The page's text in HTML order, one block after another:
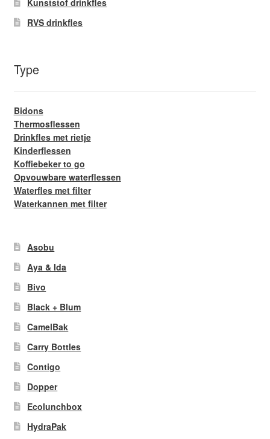
Kunststof drinkfles
RVS drinkfles
Type
Bidons
Thermosflessen
Drinkfles met rietje
Kinderflessen
Koffiebeker to go
Opvouwbare waterflessen
Waterfles met filter
Waterkannen met filter
Asobu
Aya & Ida
Bivo
Black + Blum
CamelBak
Carry Bottles
Contigo
Dopper
Ecolunchbox
HydraPak